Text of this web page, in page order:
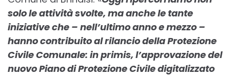
solo le attività svolte, ma anche le tante
iniziative che – nell’ultimo anno e mezzo –
hanno contribuito al rilancio della Protezione
Civile Comunale: in primis, l’approvazione del
nuovo Piano di Protezione Civile digitalizzato